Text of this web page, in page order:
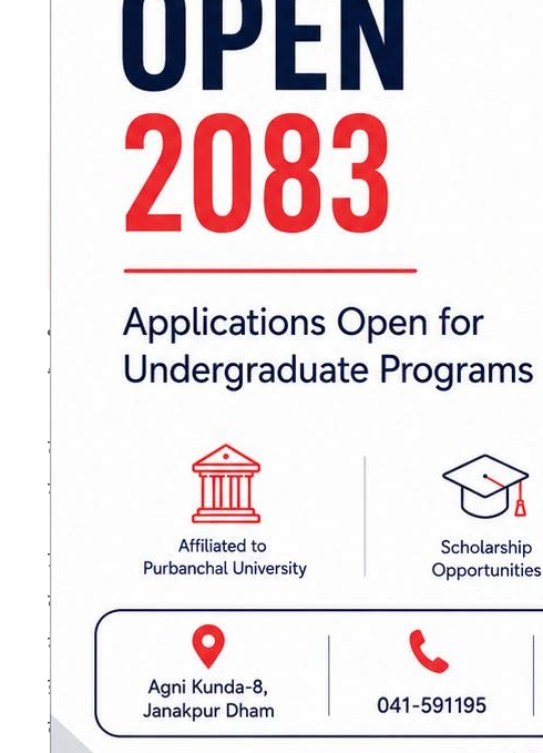
भेलाबाट प्रत्यक्षतर्फ उम्मेदवारका रूपमा जसपा
जिल्ला अध्यक्ष पशुपति यादव, नेता सुशील साह र
त्यसैगरी समानुपातिकतर्फ मो. अब्दुल वारिक शेख,
महतो), रामो महरा, समिमा खातुन, पुष्पा यादव, उदय चन्द्र
उक्त क्षेत्रीय भेलामा जसपा नेपाल केन्द्रीय सदस्य ममता
कुमार यादव, जिल्ला उपाध्यक्ष ललित मण्डल,
नेपालका केन्द्रीय महासचिव दिपेन्द्र कापरी,
डोटिमका जिल्ला अध्यक्ष रामशंकर पासवानलगायत क्षेत्र
कार्यकर्ताहरूको उल्लेखनीय उपस्थिति रहेको थियो।